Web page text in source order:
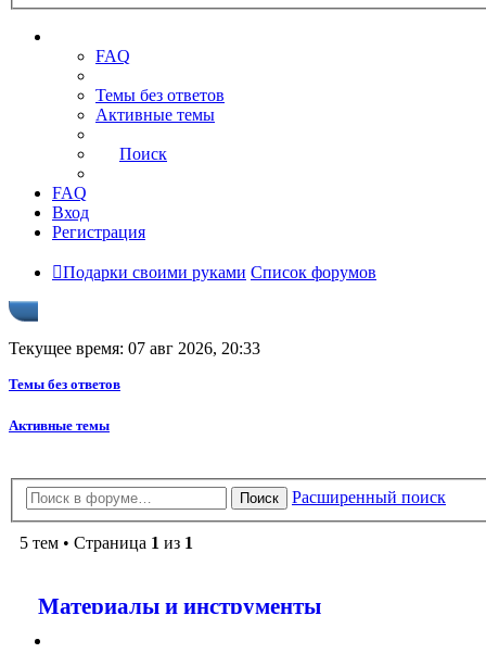
FAQ
Темы без ответов
Активные темы
Поиск
FAQ
Вход
Регистрация
Подарки своими руками Список форумов
Текущее время: 07 авг 2026, 20:33
Темы без ответов
Активные темы
Поиск Расширенный поиск
5 тем • Страница 1 из 1
Материалы и инструменты